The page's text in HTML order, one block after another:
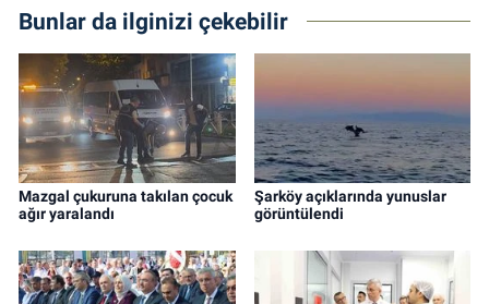
Bunlar da ilginizi çekebilir
Mazgal çukuruna takılan çocuk
ağır yaralandı
Şarköy açıklarında yunuslar
görüntülendi